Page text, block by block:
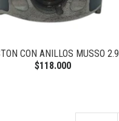
CON ANILLOS MUSSO 2.9
$118.000